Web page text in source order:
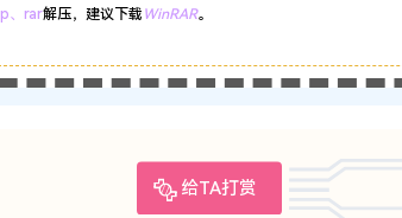
、rar解压，建议下载 WinRAR。
给TA打赏